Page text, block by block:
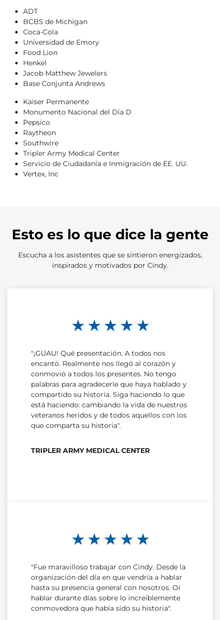
ADT
BCBS de Michigan
Coca-Cola
Universidad de Emory
Food Lion
Henkel
Jacob Matthew Jewelers
Base Conjunta Andrews
Kaiser Permanente
Monumento Nacional del Día D
Pepsico
Raytheon
Southwire
Tripler Army Medical Center
Servicio de Ciudadanía e Inmigración de EE. UU.
Vertex, Inc
Esto es lo que dice la gente
Escucha a los asistentes que se sintieron energizados,
inspirados y motivados por Cindy.
★ ★ ★ ★ ★
"¡GUAU! Qué presentación. A todos nos
encantó. Realmente nos llegó al corazón y
conmovió a todos los presentes. No tengo
palabras para agradecerle que haya hablado y
compartido su historia. Siga haciendo lo que
está haciendo: cambiando la vida de nuestros
veteranos heridos y de todos aquellos con los
que comparta su historia".
TRIPLER ARMY MEDICAL CENTER
★ ★ ★ ★ ★
"Fue maravilloso trabajar con Cindy. Desde la
organización del día en que vendría a hablar
hasta su presencia general con nosotros. Oí
hablar durante días sobre lo increíblemente
conmovedora que había sido su historia".